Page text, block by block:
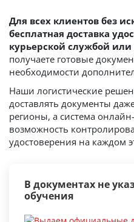
Для всех клиентов без
бесплатная доставка
курьерской службой или
получаете готовые
необходимости
Наши логистические
доставлять документы
регионы, а система
возможность
удостоверения на каждом
В документах не
обучения